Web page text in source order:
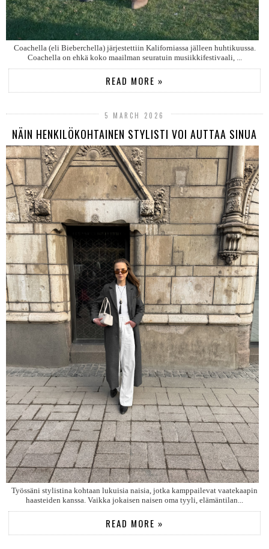
Coachella (eli Bieberchella) järjestettiin Kaliforniassa jälleen huhtikuussa.
Coachella on ehkä koko maailman seuratuin musiikkifestivaali, ...
READ MORE »
5 MARCH 2026
NÄIN HENKILÖKOHTAINEN STYLISTI VOI AUTTAA SINUA
Työssäni stylistina kohtaan lukuisia naisia, jotka kamppailevat vaatekaapin
haasteiden kanssa. Vaikka jokaisen naisen oma tyyli, elämäntilan...
READ MORE »